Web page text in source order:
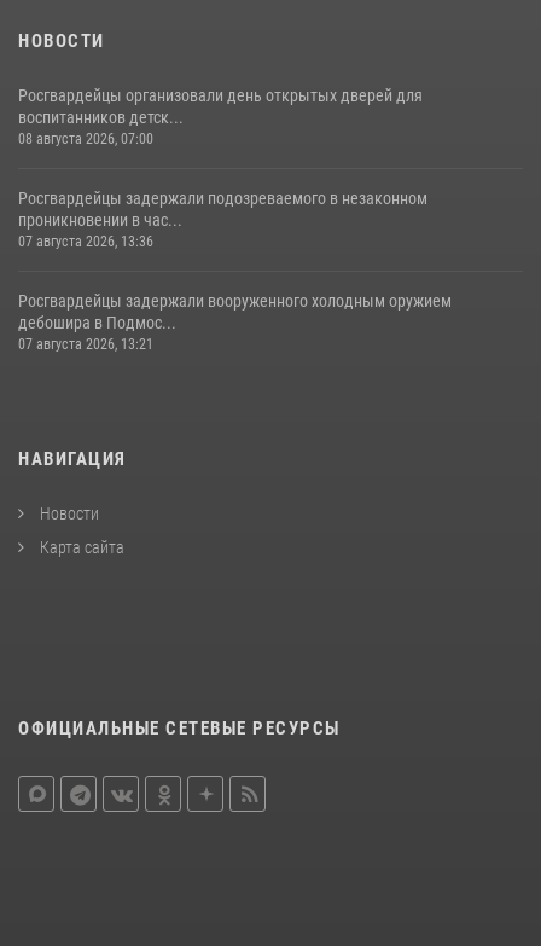
НОВОСТИ
Росгвардейцы организовали день открытых дверей для
воспитанников детск...
08 августа 2026, 07:00
Росгвардейцы задержали подозреваемого в незаконном
проникновении в час...
07 августа 2026, 13:36
Росгвардейцы задержали вооруженного холодным оружием
дебошира в Подмос...
07 августа 2026, 13:21
НАВИГАЦИЯ
Новости
Карта сайта
ОФИЦИАЛЬНЫЕ СЕТЕВЫЕ РЕСУРСЫ